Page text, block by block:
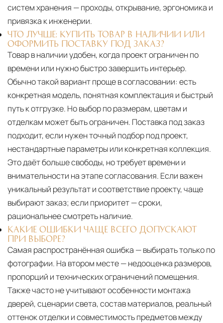
систем хранения — проходы, открывание, эргономика и
привязка к инженерии.
ЧТО ЛУЧШЕ: КУПИТЬ ТОВАР В НАЛИЧИИ ИЛИ
ОФОРМИТЬ ПОСТАВКУ ПОД ЗАКАЗ?
Товар в наличии удобен, когда проект ограничен по
времени или нужно быстро завершить интерьер.
Обычно такой вариант проще в согласовании: есть
конкретная модель, понятная комплектация и быстрый
путь к отгрузке. Но выбор по размерам, цветам и
отделкам может быть ограничен. Поставка под заказ
подходит, если нужен точный подбор под проект,
нестандартные параметры или конкретная коллекция.
Это даёт больше свободы, но требует времени и
внимательности на этапе согласования. Если важен
уникальный результат и соответствие проекту, чаще
выбирают заказ; если приоритет — сроки,
рациональнее смотреть наличие.
КАКИЕ ОШИБКИ ЧАЩЕ ВСЕГО ДОПУСКАЮТ
ПРИ ВЫБОРЕ?
Самая распространённая ошибка — выбирать только по
фотографии. На втором месте — недооценка размеров,
пропорций и технических ограничений помещения.
Также часто не учитывают особенности монтажа
дверей, сценарии света, состав материалов, реальный
оттенок отделки и совместимость предметов между